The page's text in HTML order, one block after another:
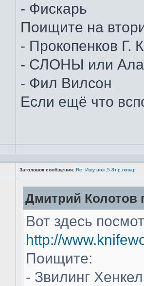
- Фискарь
Поищите на
- Прокопенков Г.
- СЛОНЫ или
- Фил Вилсон
Если ещё что
Заголовок сообщения: Re: Ищу нож.5-8т.р.повар
Дмитрий Колотов
Вот здесь
http://
Поищите:
- Звилинг